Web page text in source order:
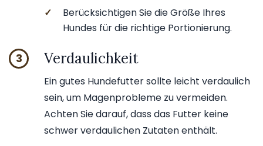
✓
Berücksichtigen Sie die Größe Ihres
Hundes für die richtige Portionierung.
3 Verdaulichkeit
Ein gutes Hundefutter sollte leicht verdaulich
sein, um Magenprobleme zu vermeiden.
Achten Sie darauf, dass das Futter keine
schwer verdaulichen Zutaten enthält.